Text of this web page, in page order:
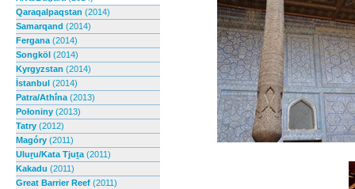
Qaraqalpaqstan (2014)
Samarqand (2014)
Fergana (2014)
Songköl (2014)
Kyrgyzstan (2014)
İstanbul (2014)
Patra/Athī́na (2013)
Połoniny (2013)
Tatry (2012)
Magóry (2011)
Uluṟu/Kata Tjuṯa (2011)
Kakadu (2011)
Great Barrier Reef (2011)